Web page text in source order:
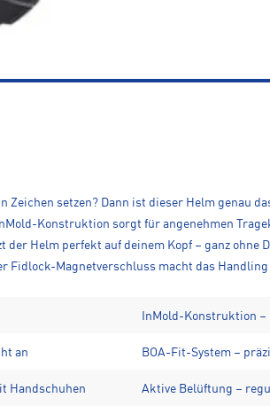
setzen? Dann ist dieser Helm genau
Konstruktion sorgt für angenehmen
Helm perfekt auf deinem Kopf – ganz
Magnetverschluss macht das
InMold-Konstruktion
an BOA-Fit-System –
Handschuhen Aktive Belüftung –